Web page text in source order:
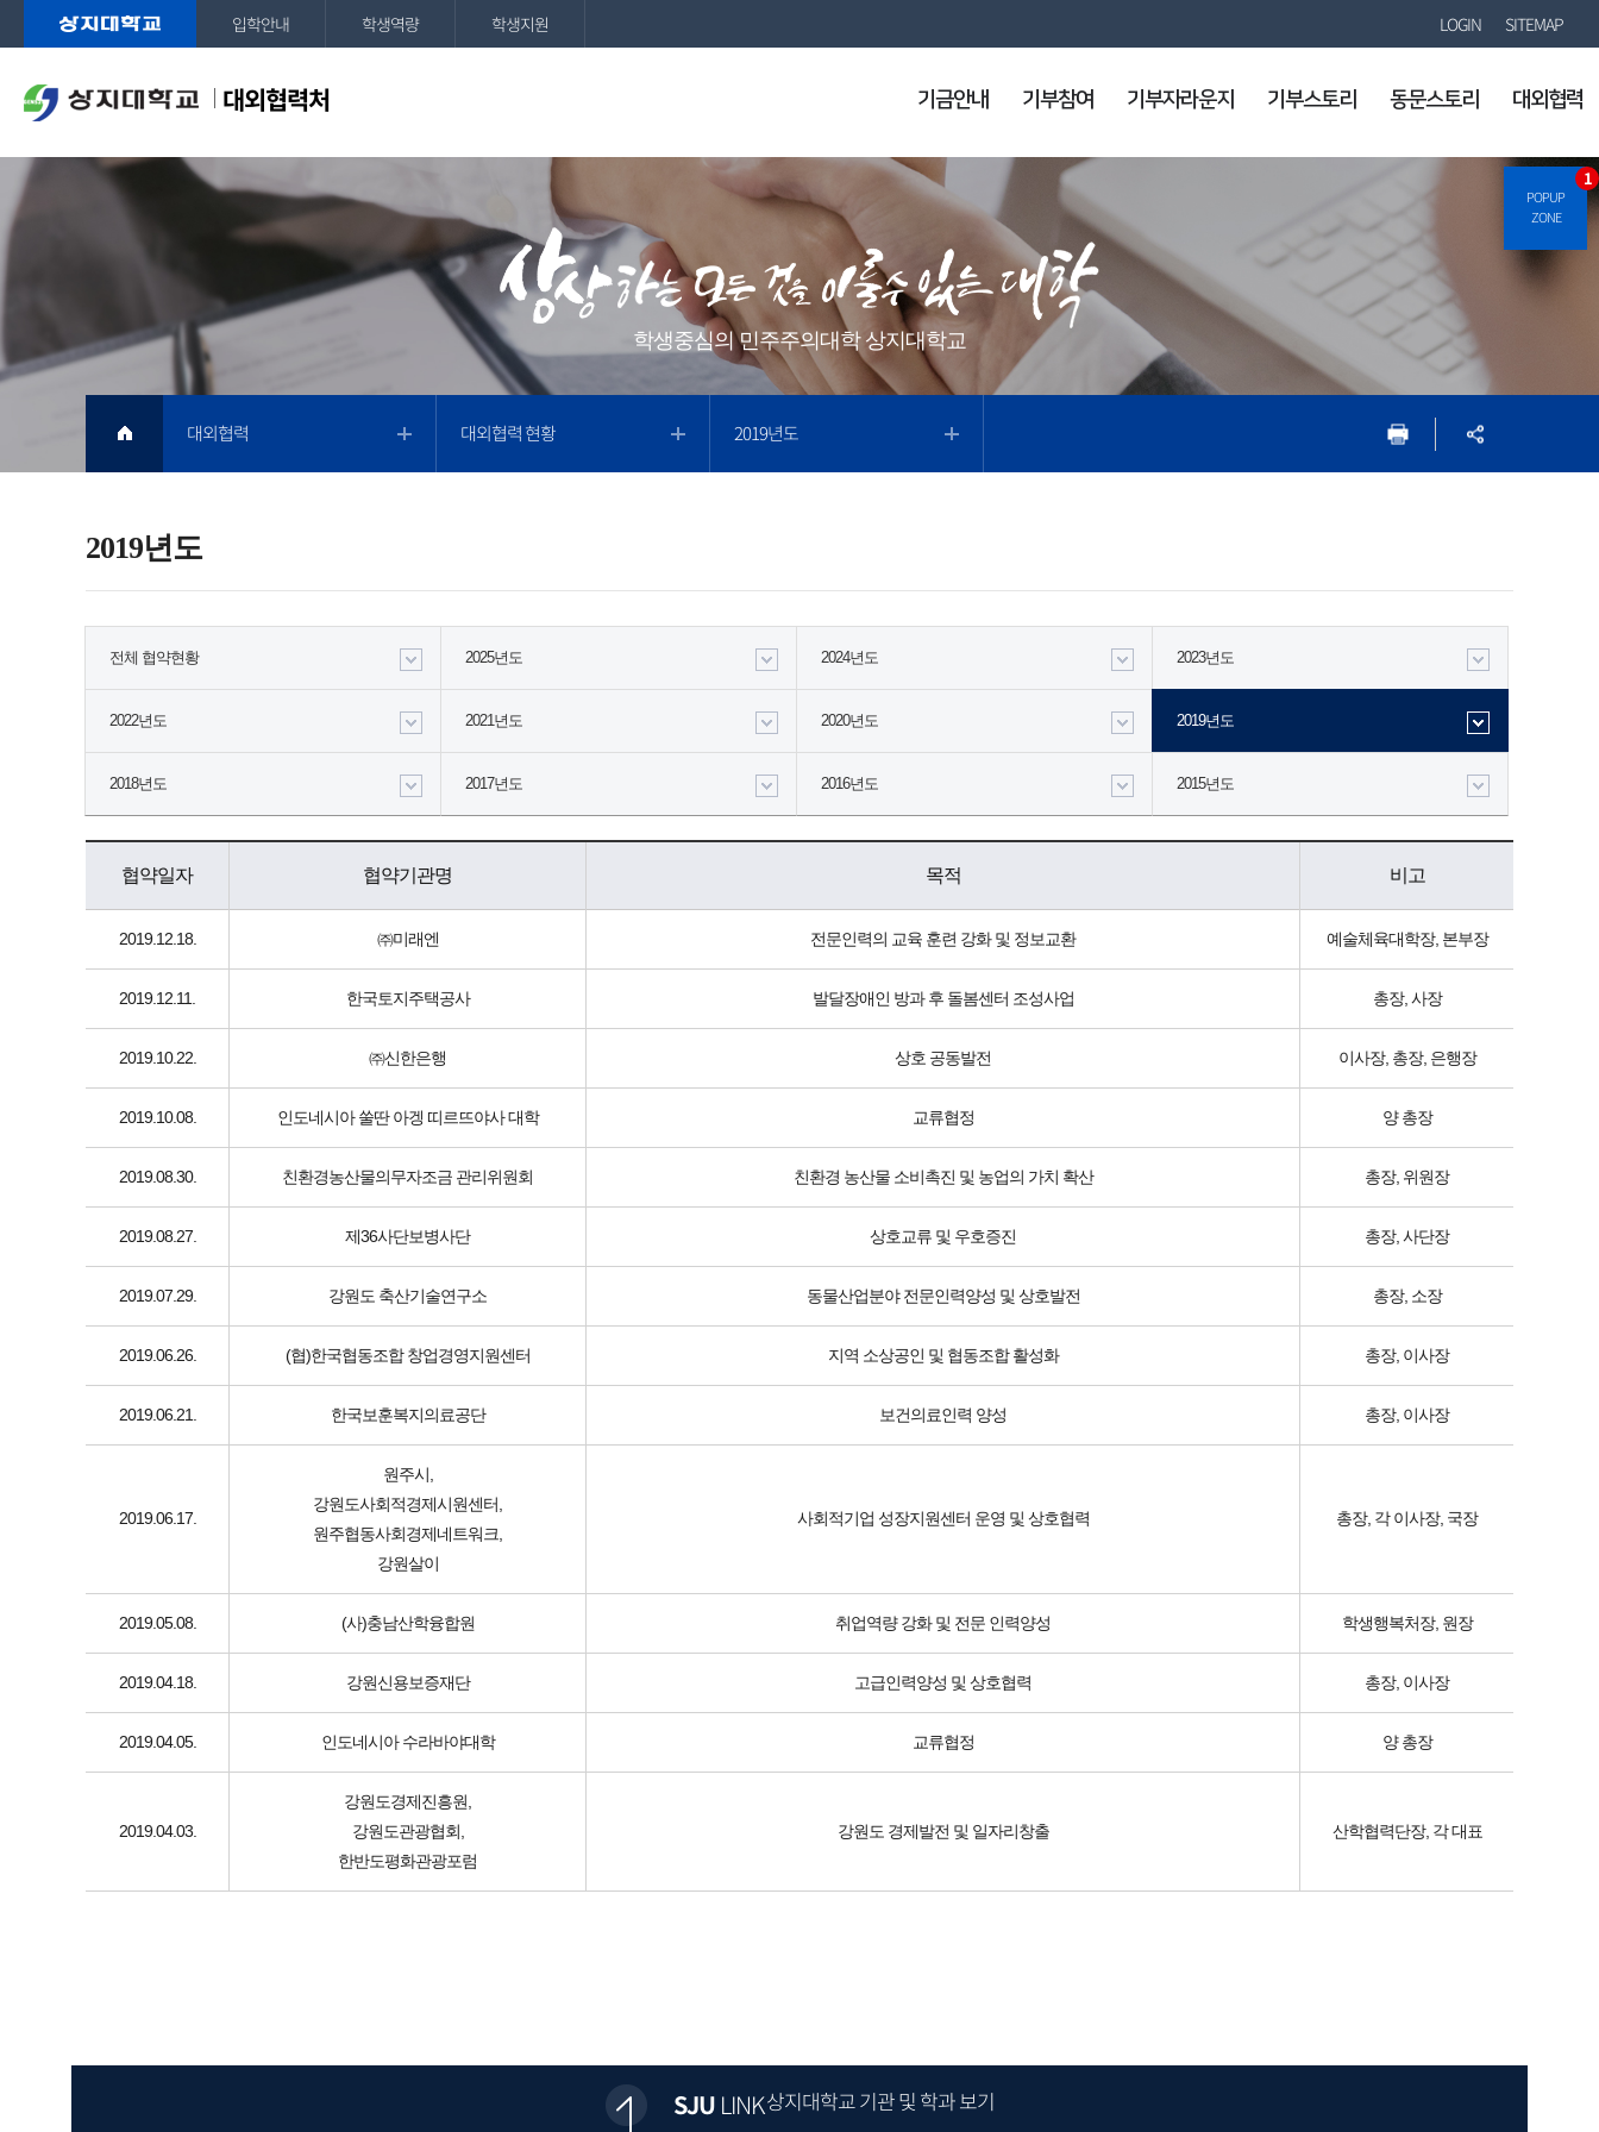
POPUP
ZONE
1
대외협력처
입학안내 학생역량 학생지원 LOGIN SITEMAP
기금안내 기부참여 기부자라운지 기부스토리 동문스토리 대외협력
학생중심의 민주주의대학 상지대학교
2019년도
대외협력 대외협력 현황 2019년도
전체 협약현황 2025년도 2024년도 2023년도
2022년도 2021년도 2020년도 2019년도
2018년도 2017년도 2016년도 2015년도
협약일자 협약기관명 목적 비고
2019.12.18. ㈜미래엔 전문인력의 교육 훈련 강화 및 정보교환 예술체육대학장, 본부장
2019.12.11. 한국토지주택공사 발달장애인 방과 후 돌봄센터 조성사업 총장, 사장
2019.10.22. ㈜신한은행 상호 공동발전 이사장, 총장, 은행장
2019.10.08. 인도네시아 쑬딴 아겡 띠르뜨야사 대학 교류협정 양 총장
2019.08.30. 친환경농산물의무자조금 관리위원회 친환경 농산물 소비촉진 및 농업의 가치 확산 총장, 위원장
2019.08.27. 제36사단보병사단 상호교류 및 우호증진 총장, 사단장
2019.07.29. 강원도 축산기술연구소 동물산업분야 전문인력양성 및 상호발전 총장, 소장
2019.06.26. (협)한국협동조합 창업경영지원센터 지역 소상공인 및 협동조합 활성화 총장, 이사장
2019.06.21. 한국보훈복지의료공단 보건의료인력 양성 총장, 이사장
2019.06.17.
원주시,
강원도사회적경제시원센터,
원주협동사회경제네트워크,
강원살이
사회적기업 성장지원센터 운영 및 상호협력 총장, 각 이사장, 국장
2019.05.08. (사)충남산학융합원 취업역량 강화 및 전문 인력양성 학생행복처장, 원장
2019.04.18. 강원신용보증재단 고급인력양성 및 상호협력 총장, 이사장
2019.04.05. 인도네시아 수라바야대학 교류협정 양 총장
2019.04.03.
강원도경제진흥원,
강원도관광협회,
한반도평화관광포럼
강원도 경제발전 및 일자리창출 산학협력단장, 각 대표
SJU LINK상지대학교 기관 및 학과 보기